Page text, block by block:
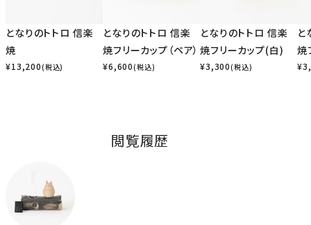
となりのトトロ 信楽
焼
¥13,200(税込)
となりのトトロ 信楽
焼フリーカップ（ペア）
¥6,600(税込)
となりのトトロ 信楽
焼フリーカップ(白)
¥3,300(税込)
と
焼
¥
閲覧履歴